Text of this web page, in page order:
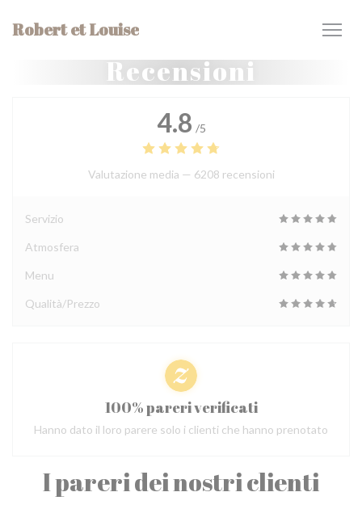
Robert et Louise
Recensioni
I pareri dei nostri clienti
4.8 /5
Valutazione media — 6208 recensioni
Servizio
Atmosfera
Menu
Qualità/Prezzo
100% pareri verificati
Hanno dato il loro parere solo i clienti che hanno prenotato